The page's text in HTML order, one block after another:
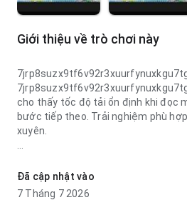
Giới thiệu về trò chơi này
cho thấy tốc độ tải ổn định khi đọc
bước tiếp theo. Trải nghiệm phù
xuyên.
cho thấy tốc độ tải phản hồi tốt khi
hiểu. Điều này tạo thêm sự tin cậy.
Đã cập nhật vào
7 Tháng 7 2026